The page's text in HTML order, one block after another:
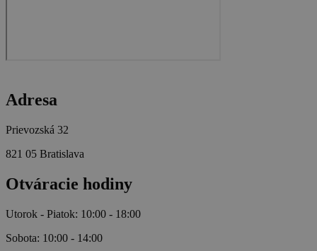
Adresa
Prievozská 32
821 05 Bratislava
Otváracie hodiny
Utorok - Piatok: 10:00 - 18:00
Sobota: 10:00 - 14:00